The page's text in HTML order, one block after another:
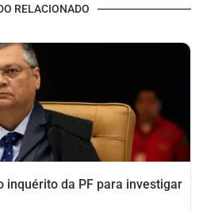
RELACIONADO
inquérito da PF para investigar